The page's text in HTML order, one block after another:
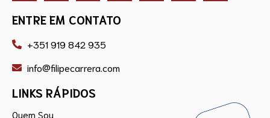
ENTRE EM CONTATO
+351 919 842 935
info@filipecarrera.com
LINKS RÁPIDOS
Quem Sou